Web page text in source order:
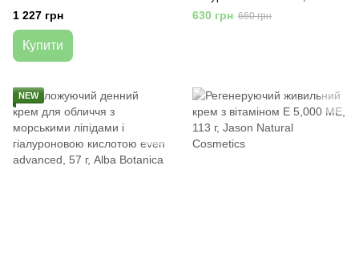
Медом, 50 мл, Logona
1 227 грн
Купити
Derma E
630 грн 660 грн
NEW